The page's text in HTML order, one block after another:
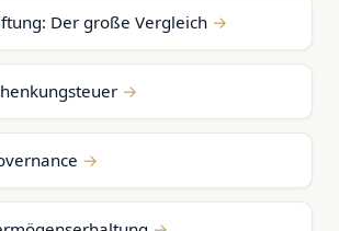
Der große Vergleich